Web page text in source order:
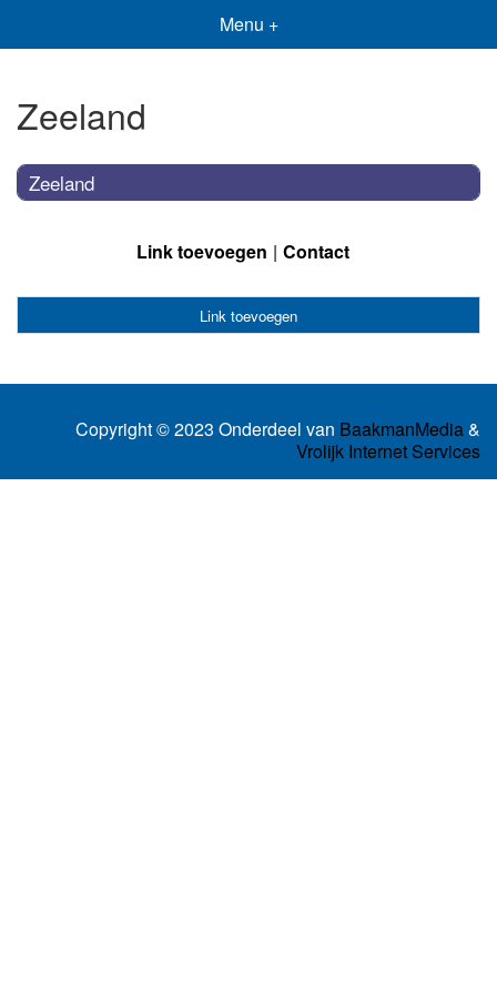
Menu +
Zeeland
Zeeland
Link toevoegen Contact
Link toevoegen
Copyright © 2023 Onderdeel van BaakmanMedia&
Vrolijk Internet Services